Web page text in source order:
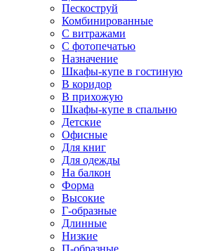
Пескоструй
Комбинированные
С витражами
С фотопечатью
Назначение
Шкафы-купе в гостиную
В коридор
В прихожую
Шкафы-купе в спальню
Детские
Офисные
Для книг
Для одежды
На балкон
Форма
Высокие
Г-образные
Длинные
Низкие
П-образные